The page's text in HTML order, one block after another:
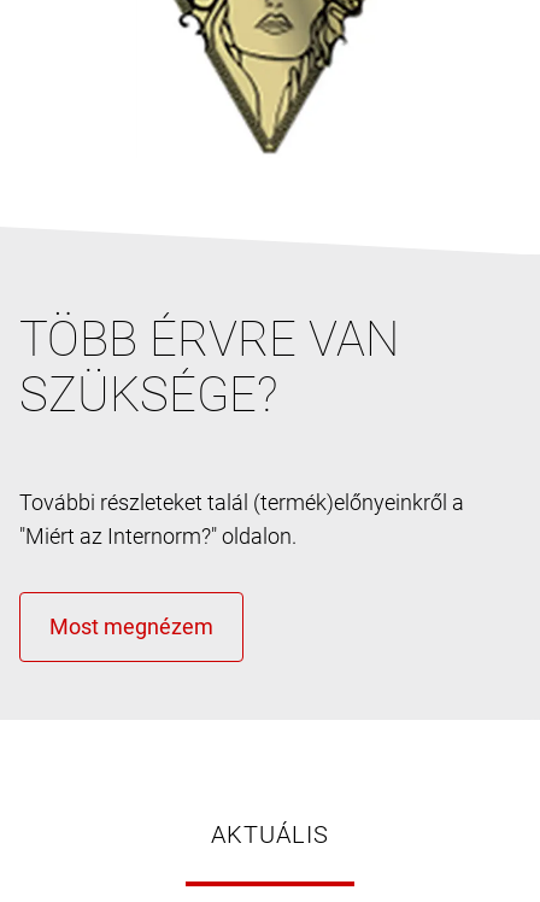
TÖBB ÉRVRE VAN
SZÜKSÉGE?
További részleteket talál (termék)előnyeinkről a
"Miért az Internorm?" oldalon.
AKTUÁLIS